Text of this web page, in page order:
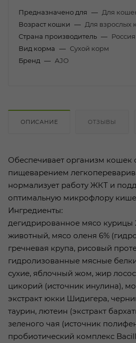
Предназначено для — Для
Возраст кошки — Для взрослых
Страна производитель — Россия
Вид корма — Сухой корм
Бренд — АJO
ОПИСАНИЕ ОТЗЫВЫ
Обеспечивает организм кошек
пищеварением
нормализует работу ЖКТ и
оптимальную микрофлору
Ингредиенты:
дегидрированное мясо курицы
животный, мясо оленя 6%
гречневая крупа, рисовый
гидролизованные мясные
сухие, яблочный жом, жир
цикорий (источник инулина),
экстракт юкки Шидигера,
таурин, лютеин (экстракт
зеленого чая (источник
пробиотический комплекс